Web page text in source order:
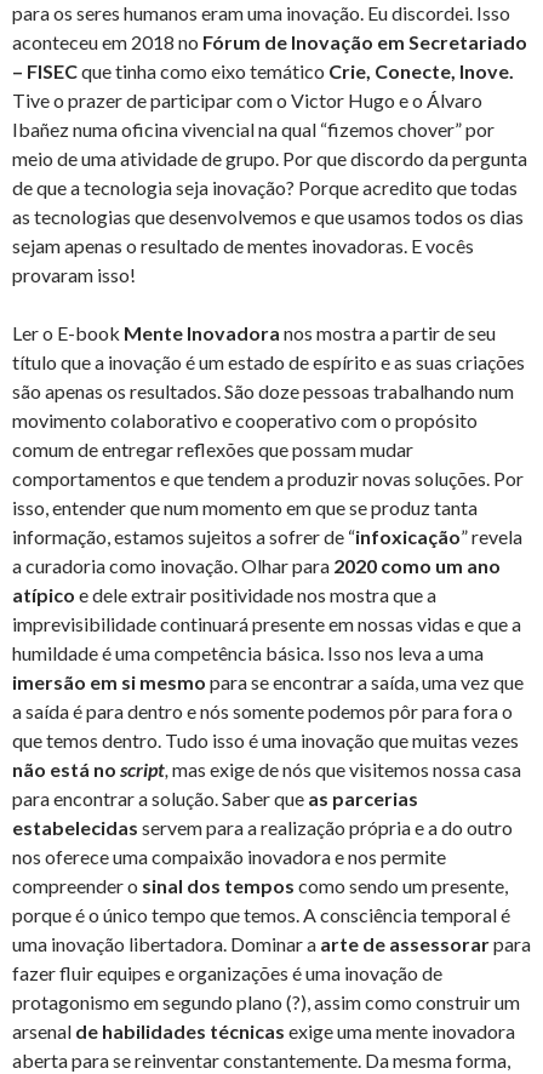
para os seres humanos eram uma inovação. Eu discordei. Isso
aconteceu em 2018 no Fórum de Inovação em Secretariado
– FISECque tinha como eixo temático Crie, Conecte, Inove.
Tive o prazer de participar com o Victor Hugo e o Álvaro
Ibañez numa oficina vivencial na qual “fizemos chover” por
meio de uma atividade de grupo. Por que discordo da pergunta
de que a tecnologia seja inovação? Porque acredito que todas
as tecnologias que desenvolvemos e que usamos todos os dias
sejam apenas o resultado de mentes inovadoras. E vocês
provaram isso!
Ler o E-book Mente Inovadora nos mostra a partir de seu
título que a inovação é um estado de espírito e as suas criações
são apenas os resultados. São doze pessoas trabalhando num
movimento colaborativo e cooperativo com o propósito
comum de entregar reflexões que possam mudar
comportamentos e que tendem a produzir novas soluções. Por
isso, entender que num momento em que se produz tanta
informação, estamos sujeitos a sofrer de “infoxicação” revela
a curadoria como inovação. Olhar para 2020 como um ano
atípico e dele extrair positividade nos mostra que a
imprevisibilidade continuará presente em nossas vidas e que a
humildade é uma competência básica. Isso nos leva a uma
imersão em si mesmo para se encontrar a saída, uma vez que
a saída é para dentro e nós somente podemos pôr para fora o
que temos dentro. Tudo isso é uma inovação que muitas vezes
não está no script, mas exige de nós que visitemos nossa casa
para encontrar a solução. Saber que as parcerias
estabelecidas servem para a realização própria e a do outro
nos oferece uma compaixão inovadora e nos permite
compreender o sinal dos tempos como sendo um presente,
porque é o único tempo que temos. A consciência temporal é
uma inovação libertadora. Dominar a arte de assessorarpara
fazer fluir equipes e organizações é uma inovação de
protagonismo em segundo plano (?), assim como construir um
arsenal de habilidades técnicas exige uma mente inovadora
aberta para se reinventar constantemente. Da mesma forma,